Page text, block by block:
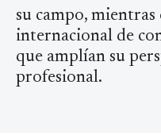
su campo,
internacional de
que amplían su
profesional.